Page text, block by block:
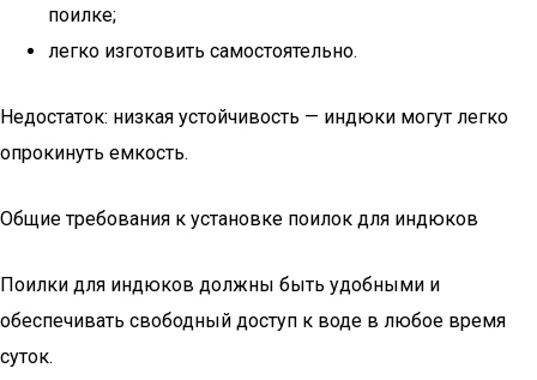
поилке;
легко изготовить самостоятельно.
Недостаток: низкая устойчивость — индюки могут легко
опрокинуть емкость.
Общие требования к установке поилок для индюков
Поилки для индюков должны быть удобными и
обеспечивать свободный доступ к воде в любое время
суток.